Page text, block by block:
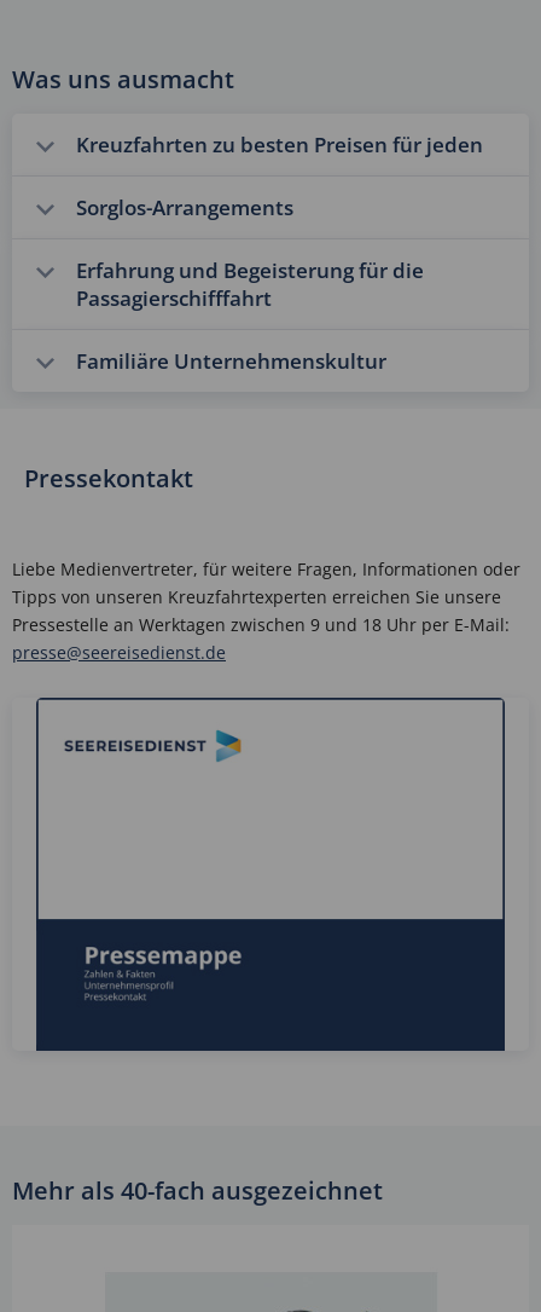
Was uns ausmacht
Kreuzfahrten zu besten Preisen für jeden
Sorglos-Arrangements
Erfahrung und Begeisterung für die
Passagierschifffahrt
Familiäre Unternehmenskultur
Pressekontakt
Liebe Medienvertreter, für weitere Fragen, Informationen oder
Tipps von unseren Kreuzfahrtexperten erreichen Sie unsere
Pressestelle an Werktagen zwischen 9 und 18 Uhr per E-Mail:
presse@seereisedienst.de
Mehr als 40-fach ausgezeichnet